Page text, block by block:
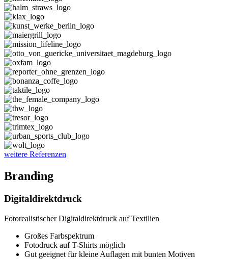
weitere Referenzen
Branding
Digitaldirektdruck
Fotorealistischer Digitaldirektdruck auf Textilien
Großes Farbspektrum
Fotodruck auf T-Shirts möglich
Gut geeignet für kleine Auflagen mit bunten Motiven